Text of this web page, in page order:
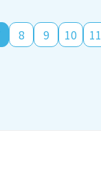
8 9 10 11